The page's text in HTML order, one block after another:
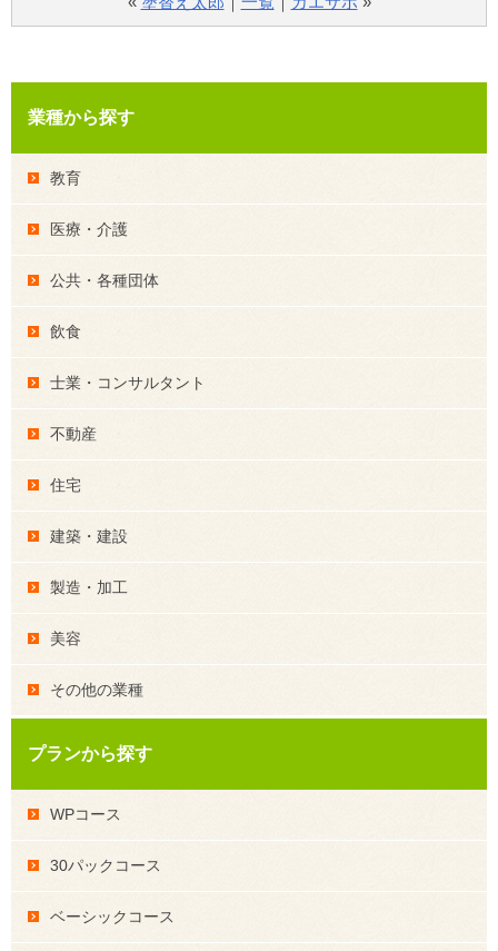
業種から探す
教育
医療・介護
公共・各種団体
飲食
士業・コンサルタント
不動産
住宅
建築・建設
製造・加工
美容
その他の業種
プランから探す
WPコース
30パックコース
ベーシックコース